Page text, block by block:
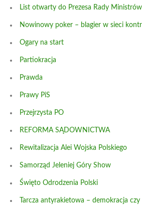
List otwarty do Prezesa Rady Ministrów
Nowinowy poker – blagier w sieci
Ogary na start
Partiokracja
Prawda
Prawy PiS
Przejrzysta PO
REFORMA SĄDOWNICTWA
Rewitalizacja Alei Wojska Polskiego
Samorząd Jeleniej Góry Show
Święto Odrodzenia Polski
Tarcza antyrakietowa – demokracja